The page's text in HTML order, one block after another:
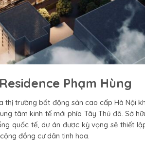
Phạm Hùng
thị trường bất động sản cao cấp Hà Nội
tâm kinh tế mới phía Tây Thủ đô. Sở
quốc tế, dự án được kỳ vọng sẽ thiết
đồng cư dân tinh hoa.